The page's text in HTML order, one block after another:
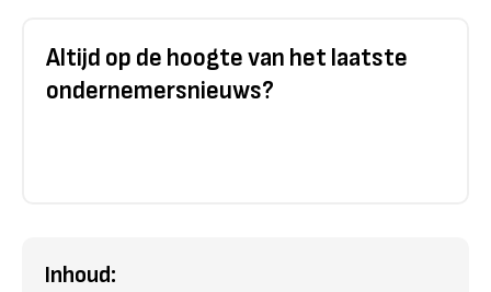
Altijd op de hoogte van het laatste
ondernemersnieuws?
Inhoud: